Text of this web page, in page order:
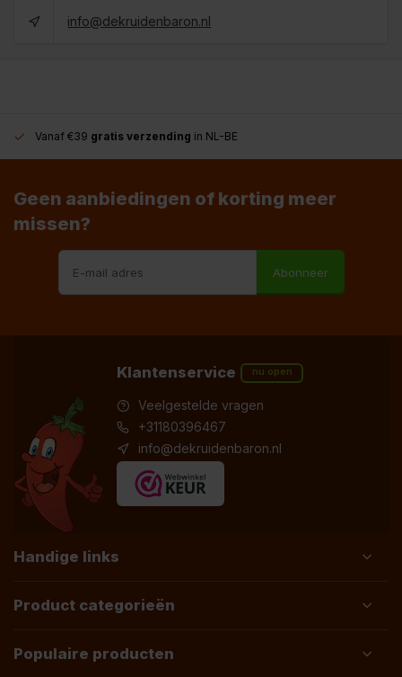
info@dekruidenbaron.nl
Vanaf €39 gratis verzending in NL-BE
Geen aanbiedingen of korting meer
missen?
Abonneer
Klantenservice nu open
Veelgestelde vragen
+31180396467
info@dekruidenbaron.nl
Handige links
Product categorieën
Populaire producten